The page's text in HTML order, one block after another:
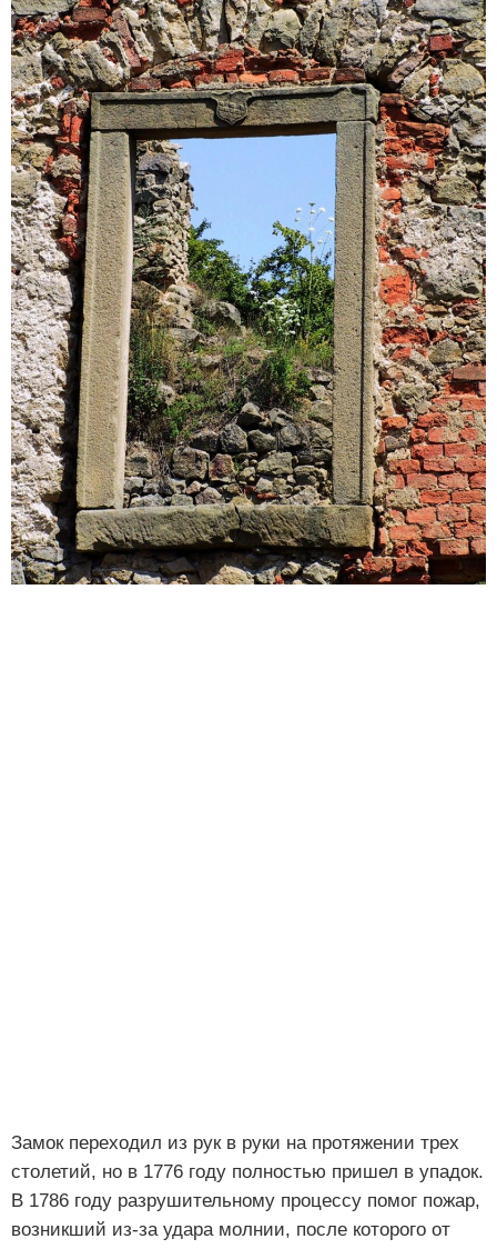
Замок переходил из рук в руки на протяжении трех
столетий, но в 1776 году полностью пришел в упадок.
В 1786 году разрушительному процессу помог пожар,
возникший из-за удара молнии, после которого от